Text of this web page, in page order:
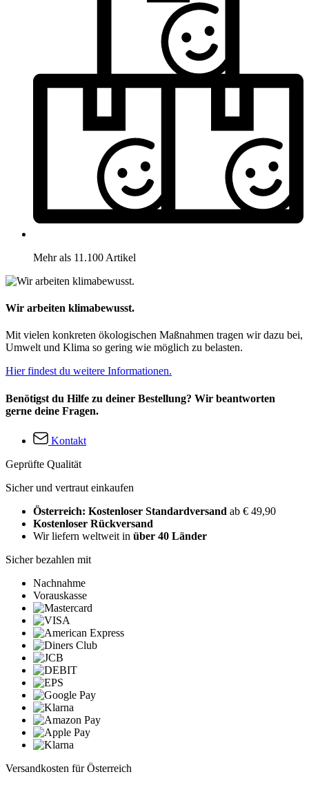
Mehr als 11.100 Artikel
Wir arbeiten klimabewusst.
Mit vielen konkreten ökologischen Maßnahmen tragen wir dazu bei,
Umwelt und Klima so gering wie möglich zu belasten.
Hier findest du weitere Informationen.
Benötigst du Hilfe zu deiner Bestellung? Wir beantworten
gerne deine Fragen.
Kontakt
Geprüfte Qualität
Sicher und vertraut einkaufen
Österreich: Kostenloser Standardversand ab € 49,90
Kostenloser Rückversand
Wir liefern weltweit in über 40 Länder
Sicher bezahlen mit
Nachnahme
Vorauskasse
Versandkosten für Österreich